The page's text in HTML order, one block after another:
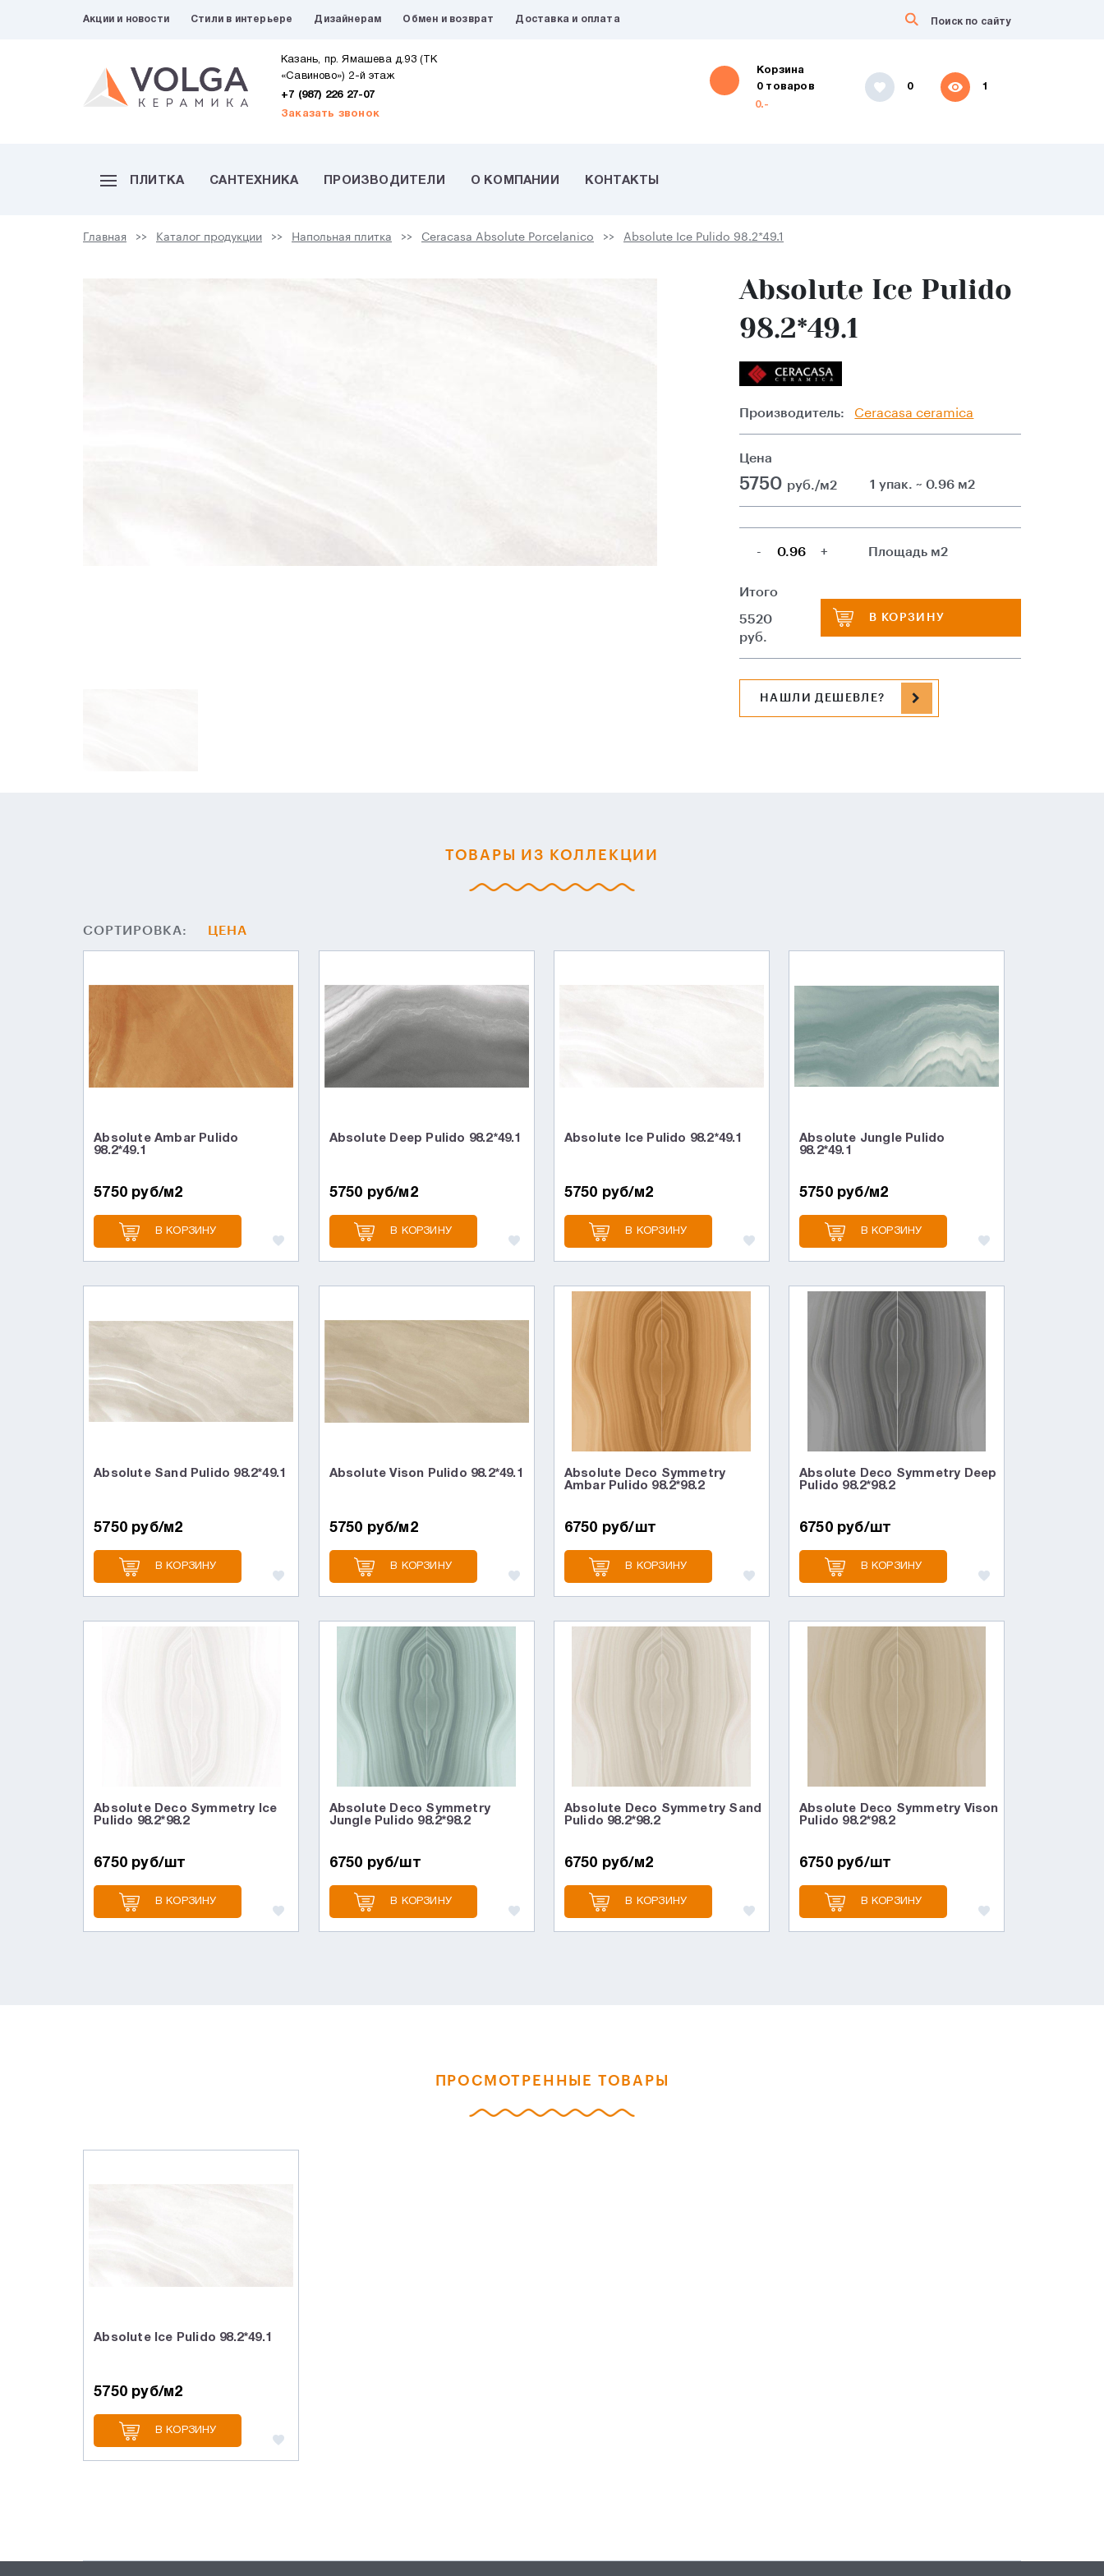
Акции и новости Стили в интерьере Дизайнерам Обмен и возврат Доставка и оплата
Казань, пр. Ямашева д.93 (ТК
«Савиново») 2-й этаж
+7 (987) 226 27-07
Заказать звонок
Корзина
0 товаров
0.-
0 1
ПЛИТКА САНТЕХНИКА ПРОИЗВОДИТЕЛИ О КОМПАНИИ КОНТАКТЫ
Главная Каталог продукции Напольная плитка Ceracasa Absolute Porcelanico Absolute Ice Pulido 98.2*49.1
Absolute Ice Pulido
98.2*49.1
Производитель: Ceracasa ceramica
Цена
5750 руб./м2 1 упак. ~ 0.96 м2
- + Площадь м2
Итого
5520
руб.
В КОРЗИНУ
НАШЛИ ДЕШЕВЛЕ?
ТОВАРЫ ИЗ КОЛЛЕКЦИИ
СОРТИРОВКА: ЦЕНА
Absolute Ambar Pulido
98.2*49.1
5750 руб/м2
В КОРЗИНУ
Absolute Deep Pulido 98.2*49.1
5750 руб/м2
В КОРЗИНУ
Absolute Ice Pulido 98.2*49.1
5750 руб/м2
В КОРЗИНУ
Absolute Jungle Pulido
98.2*49.1
5750 руб/м2
В КОРЗИНУ
Absolute Sand Pulido 98.2*49.1
5750 руб/м2
В КОРЗИНУ
Absolute Vison Pulido 98.2*49.1
5750 руб/м2
В КОРЗИНУ
Absolute Deco Symmetry
Ambar Pulido 98.2*98.2
6750 руб/шт
В КОРЗИНУ
Absolute Deco Symmetry Deep
Pulido 98.2*98.2
6750 руб/шт
В КОРЗИНУ
Absolute Deco Symmetry Ice
Pulido 98.2*98.2
6750 руб/шт
В КОРЗИНУ
Absolute Deco Symmetry
Jungle Pulido 98.2*98.2
6750 руб/шт
В КОРЗИНУ
Absolute Deco Symmetry Sand
Pulido 98.2*98.2
6750 руб/м2
В КОРЗИНУ
Absolute Deco Symmetry Vison
Pulido 98.2*98.2
6750 руб/шт
В КОРЗИНУ
ПРОСМОТРЕННЫЕ ТОВАРЫ
Absolute Ice Pulido 98.2*49.1
5750 руб/м2
В КОРЗИНУ